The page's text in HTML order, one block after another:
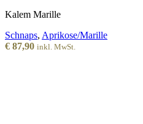
Kalem Marille
Schnaps, Aprikose/Marille
€ 87,90 inkl. MwSt.